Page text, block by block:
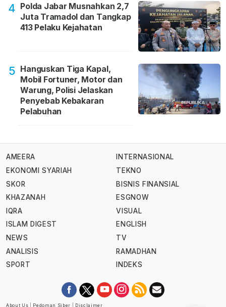
4 Polda Jabar Musnahkan 2,7
Juta Tramadol dan Tangkap
413 Pelaku Kejahatan
5 Hanguskan Tiga Kapal,
Mobil Fortuner, Motor dan
Warung, Polisi Jelaskan
Penyebab Kebakaran
Pelabuhan
AMEERA
EKONOMI SYARIAH
SKOR
KHAZANAH
IQRA
ISLAM DIGEST
NEWS
ANALISIS
SPORT
INTERNASIONAL
TEKNO
BISNIS FINANSIAL
ESGNOW
VISUAL
ENGLISH
TV
RAMADHAN
INDEKS
About Us Pedoman Siber Disclaimer